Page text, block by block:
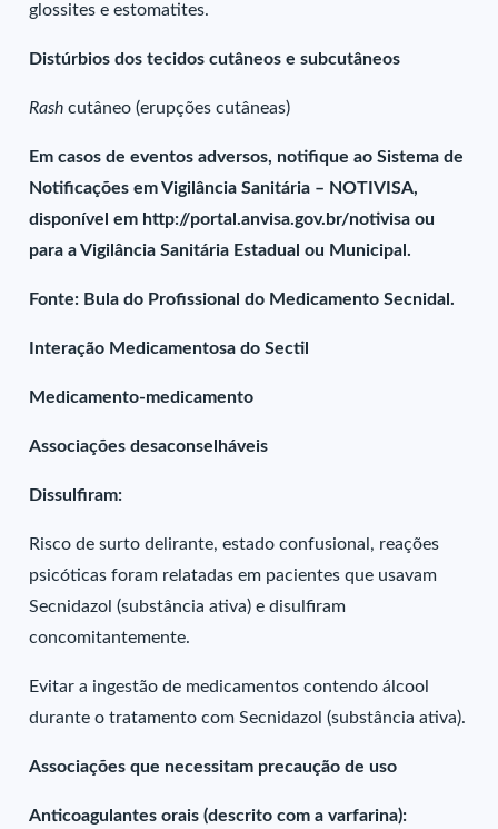
glossites e estomatites.
Distúrbios dos tecidos cutâneos e subcutâneos
Rashcutâneo (erupções cutâneas)
Em casos de eventos adversos, notifique ao Sistema de
Notificações em Vigilância Sanitária – NOTIVISA,
disponível em http://portal.anvisa.gov.br/notivisa ou
para a Vigilância Sanitária Estadual ou Municipal.
Fonte: Bula do Profissional do Medicamento Secnidal.
Interação Medicamentosa do Sectil
Medicamento-medicamento
Associações desaconselháveis
Dissulfiram:
Risco de surto delirante, estado confusional, reações
psicóticas foram relatadas em pacientes que usavam
Secnidazol (substância ativa) e disulfiram
concomitantemente.
Evitar a ingestão de medicamentos contendo álcool
durante o tratamento com Secnidazol (substância ativa).
Associações que necessitam precaução de uso
Anticoagulantes orais (descrito com a varfarina):